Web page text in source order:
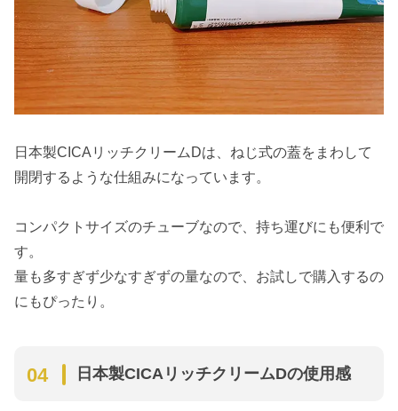
日本製CICAリッチクリームDは、ねじ式の蓋をまわして
開閉するような仕組みになっています。
コンパクトサイズのチューブなので、持ち運びにも便利で
す。
量も多すぎず少なすぎずの量なので、お試しで購入するの
にもぴったり。
日本製CICAリッチクリームDの使用感